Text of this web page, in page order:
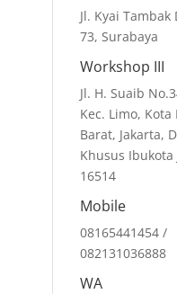
Jl. Kyai Tambak
73, Surabaya
Workshop III
Jl. H. Suaib
Kec. Limo, Kota
Barat, Jakarta,
Khusus Ibukota
16514
Mobile
08165441454 /
082131036888
WA